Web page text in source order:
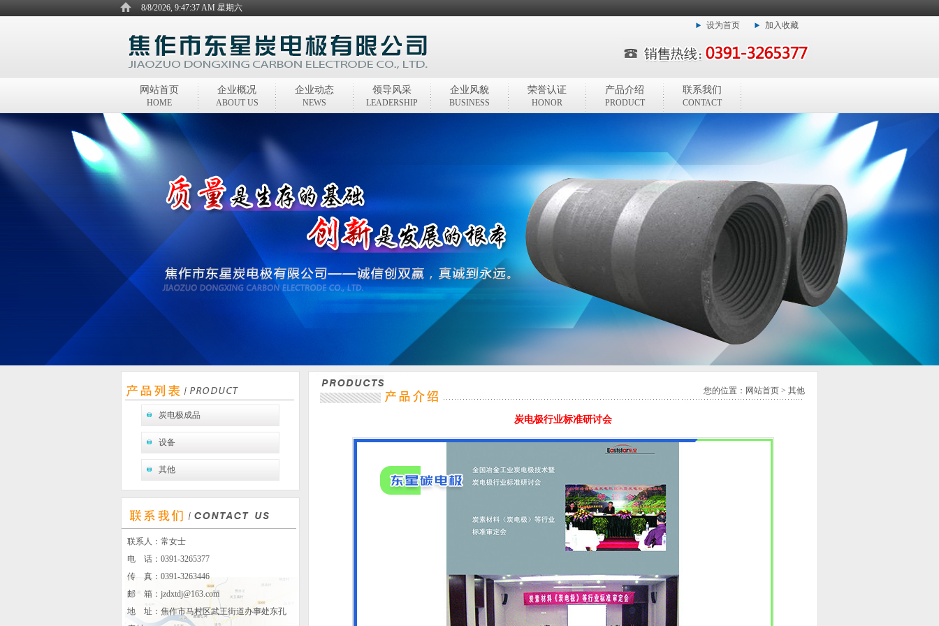
8/8/2026, 9:47:37 AM 星期六
设为首页
加入收藏
网站首页
HOME
企业概况
ABOUT US
企业动态
NEWS
领导风采
LEADERSHIP
企业风貌
BUSINESS
荣誉认证
HONOR
产品介绍
PRODUCT
联系我们
CONTACT
炭电极成品
设备
其他
联系人：常女士
电 话：0391-3265377
传 真：0391-3263446
邮 箱： jzdxtdj@163.com
地 址：焦作市马村区武王街道办事处东孔
您的位置： 网站首页 > 其他
炭电极行业标准研讨会